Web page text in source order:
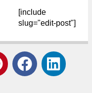
[include
slug="edit-post"]